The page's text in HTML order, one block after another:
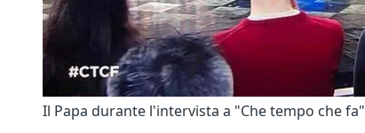
Il Papa durante l'intervista a "Che tempo che fa"